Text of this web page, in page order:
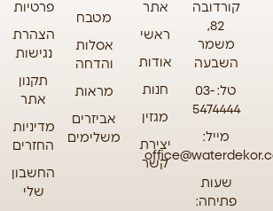
קורדובה
82,
משמר
השבעה
טל: 03-
5474444
מייל:
שעות
פתיחה:
אתר
ראשי
אודות
חנות
מגזין
יצירת
קשר
מטבח
אסלות
והדחה
מראות
אביזרים
משלימים
פרטיות
הצהרת
נגישות
תקנון
אתר
מדיניות
החזרים
החשבון
שלי